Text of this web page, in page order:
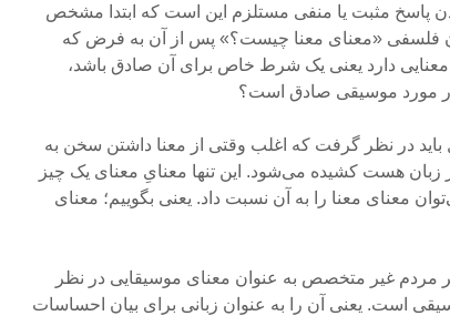
پاسخ مثبت یا منفی مستلزم این است که ابتدا مشخص
فلسفی «معنای معنا چیست؟» پس از آن به فرض که
دارد یعنی یک شرط خاص برای آن صادق باشد،
مورد موسیقی صادق است؟
در نظر گرفت که اغلب وقتی از معنا داشتن سخن به
زبان هست کشیده می‌شود. این تنها معنایِ معنای یک چیز
معنای معنا را به آن نسبت داد. یعنی بگوییم؛ معنای
مردم غیر متخصص به عنوان معنای موسیقایی در نظر
است. یعنی آن را به عنوان زبانی برای بیان احساسات